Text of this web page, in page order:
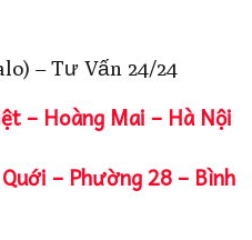
– Tư Vấn 24/24
– Hoàng Mai – Hà Nội
– Phường 28 – Bình